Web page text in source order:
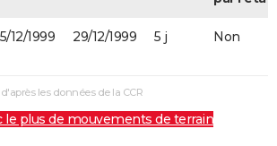
12/1999 29/12/1999 5 j Non
les données de la CCR
le plus de mouvements de terrain